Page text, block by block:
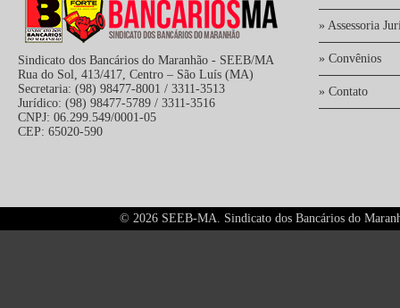
Sindicato dos Bancários do Maranhão - SEEB/MA
Rua do Sol, 413/417, Centro – São Luís (MA)
Secretaria: (98) 98477-8001 / 3311-3513
Jurídico: (98) 98477-5789 / 3311-3516
CNPJ: 06.299.549/0001-05
CEP: 65020-590
» Assessoria
» Convênios
» Contato
© 2026 SEEB-MA. Sindicato dos Bancários do